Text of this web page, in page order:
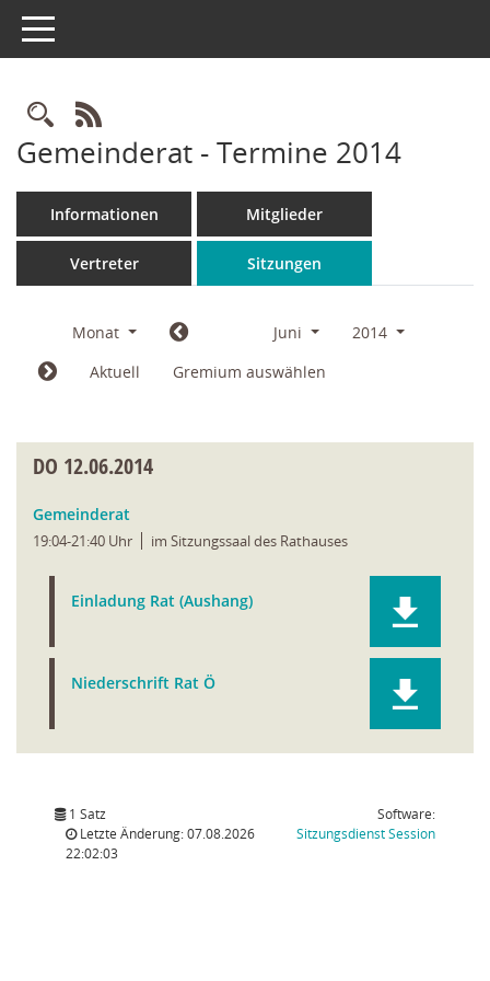
Toggle navigation
Rechercheauswahl
RSS-Feed
Gemeinderat - Termine 2014
Informationen Mitglieder
Vertreter Sitzungen
Monat Juni
2014
Aktuell
Gremium auswählen
DO 12.06.2014
Gemeinderat
19:04-21:40 Uhr im Sitzungssaal des Rathauses
Einladung Rat (Aushang)
Niederschrift Rat Ö
1 Satz
Letzte Änderung: 07.08.2026
22:02:03
Software:
SitzungsdienstSession(Wird in